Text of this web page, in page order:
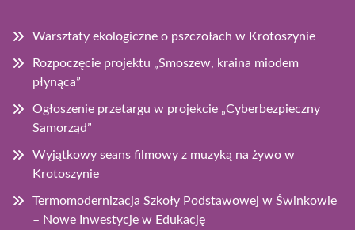
Warsztaty ekologiczne o pszczołach w Krotoszynie
Rozpoczęcie projektu „Smoszew, kraina miodem
płynąca”
Ogłoszenie przetargu w projekcie „Cyberbezpieczny
Samorząd”
Wyjątkowy seans filmowy z muzyką na żywo w
Krotoszynie
Termomodernizacja Szkoły Podstawowej w Świnkowie
– Nowe Inwestycje w Edukację